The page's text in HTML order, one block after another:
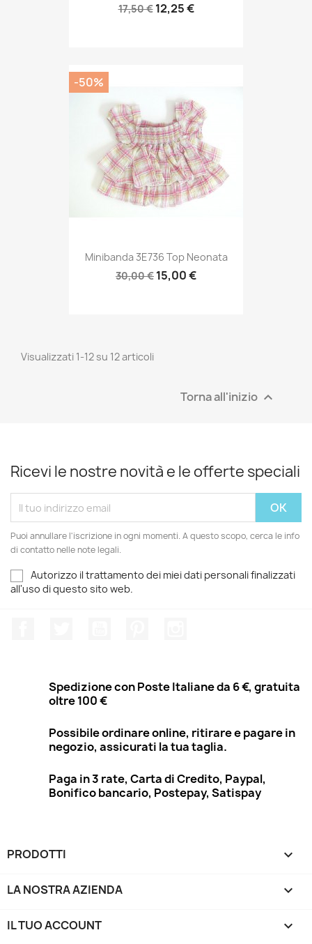
17,50 € 12,25 €
Minibanda 3E736 Top Neonata
30,00 € 15,00 €
-50%
Visualizzati 1-12 su 12 articoli
Torna all'inizio 
Ricevi le nostre novità e le offerte speciali
Puoi annullare l'iscrizione in ogni momenti. A questo scopo, cerca le info
di contatto nelle note legali.
Autorizzo il trattamento dei miei dati personali finalizzati
all'uso di questo sito web.
Spedizione con Poste Italiane da 6 €, gratuita
oltre 100 €
Possibile ordinare online, ritirare e pagare in
negozio, assicurati la tua taglia.
Paga in 3 rate, Carta di Credito, Paypal,
Bonifico bancario, Postepay, Satispay
PRODOTTI 
LA NOSTRA AZIENDA 
IL TUO ACCOUNT 